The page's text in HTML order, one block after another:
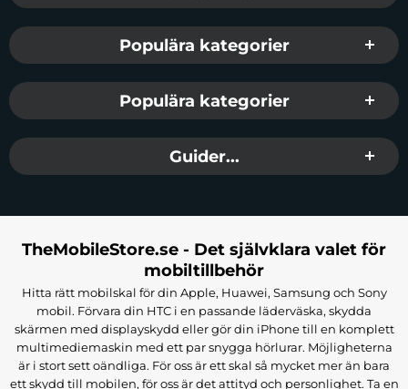
Populära kategorier
Populära kategorier
Guider...
TheMobileStore.se - Det självklara valet för
mobiltillbehör
Hitta rätt mobilskal för din Apple, Huawei, Samsung och Sony
mobil. Förvara din HTC i en passande läderväska, skydda
skärmen med displayskydd eller gör din iPhone till en komplett
multimediemaskin med ett par snygga hörlurar. Möjligheterna
är i stort sett oändliga. För oss är ett skal så mycket mer än bara
ett skydd till mobilen, för oss är det attityd och personlighet. Ta en